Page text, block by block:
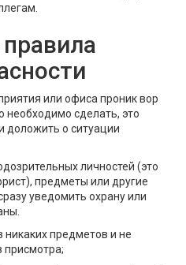
или офиса проник вор
необходимо сделать, это
доложить о ситуации
личностей (это
предметы или другие
уведомить охрану или
никаких предметов и не
присмотра;